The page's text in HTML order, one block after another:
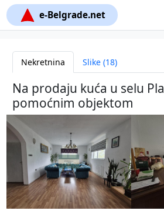
e-Belgrade.net
Nekretnina Slike (18)
Na prodaju kuća u selu
pomoćnim objektom